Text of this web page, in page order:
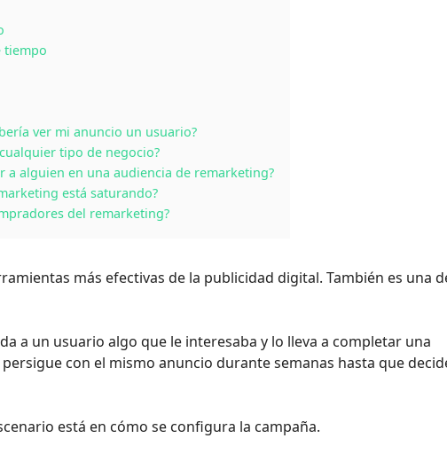
tiempo
ver mi anuncio un usuario?
tipo de negocio?
a alguien en una audiencia de remarketing?
está saturando?
del remarketing?
más efectivas de la publicidad digital. También es una
a un usuario algo que le interesaba y lo lleva a completar una
con el mismo anuncio durante semanas hasta que
está en cómo se configura la campaña.